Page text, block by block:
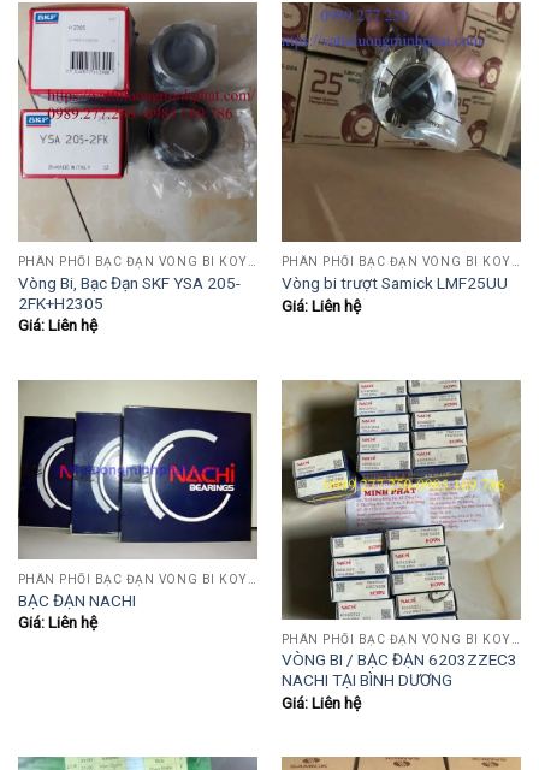
Vòng Bi, Bạc Đạn SKF YSA 205-
2FK+H2305
Giá: Liên hệ
Vòng bi trượt Samick LMF25UU
Giá: Liên hệ
BẠC ĐẠN NACHI
Giá: Liên hệ
VÒNG BI / BẠC ĐẠN 6203ZZEC3
NACHI TẠI BÌNH DƯƠNG
Giá: Liên hệ